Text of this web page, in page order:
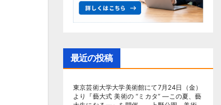
最近の投稿
東京芸術大学大学美術館にて7月24日（金）
より『藝大式 美術の “ミカタ” ―この夏、藝